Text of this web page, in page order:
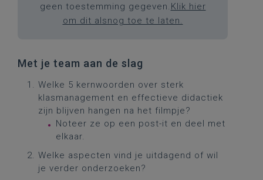
geen toestemming gegeven. Klik hier
om dit alsnog toe te laten.
Met je team aan de slag
Welke 5 kernwoorden over sterk
klasmanagement en effectieve didactiek
zijn blijven hangen na het filmpje?
Noteer ze op een post-it en deel met
elkaar.
Welke aspecten vind je uitdagend of wil
je verder onderzoeken?